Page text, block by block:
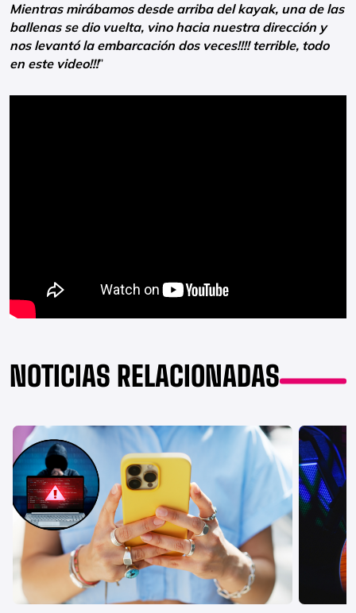
Mientras mirábamos desde arriba del kayak, una de las
ballenas se dio vuelta, vino hacia nuestra dirección y
nos levantó la embarcación dos veces!!!! terrible, todo
en este video!!!”
NOTICIAS RELACIONADAS